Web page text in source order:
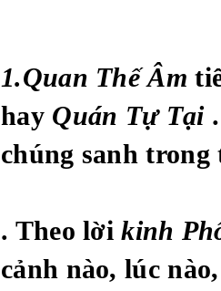
1.Quan Thế Âm
hayQuán Tự Tại
chúng sanh trong
. Theo lờikinh
cảnh nào, lúc